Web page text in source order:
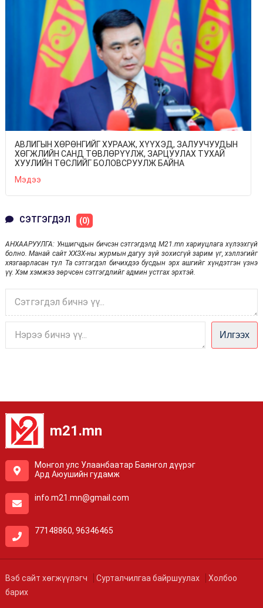
АВЛИГЫН ХӨРӨНГИЙГ ХУРААЖ, ХҮҮХЭД, ЗАЛУУЧУУДЫН
ХӨГЖЛИЙН САНД ТӨВЛӨРҮҮЛЖ, ЗАРЦУУЛАХ ТУХАЙ
ХУУЛИЙН ТӨСЛИЙГ БОЛОВСРУУЛЖ БАЙНА
Мэдээ
СЭТГЭГДЭЛ (0)
АНХААРУУЛГА: Уншигчдын бичсэн сэтгэгдэлд M21.mn хариуцлага хүлээхгүй
болно. Манай сайт ХХЗХ-ны журмын дагуу зүй зохисгүй зарим үг, хэллэгийг
хязгаарласан тул Та сэтгэгдэл бичихдээ бусдын эрх ашгийг хүндэтгэн үзнэ
үү. Хэм хэмжээ зөрчсөн сэтгэгдлийг админ устгах эрхтэй.
Илгээх
m21.mn
Монгол улс Улаанбаатар Баянгол дүүрэг
Ард Аюушийн гудамж
info.m21.mn@gmail.com
77148860, 96346465
Вэб сайт хөгжүүлэгч Сурталчилгаа байршуулах
Холбоо
барих